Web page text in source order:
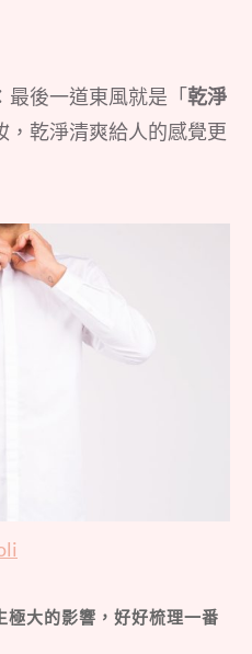
最後一道東風就是「乾淨
，乾淨清爽給人的感覺更
大的影響，好好梳理一番